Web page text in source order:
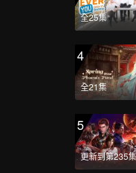
全25集
4
全21集
5
更新到第235集